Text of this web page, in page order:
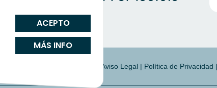
Aviso Legal| Política de Privacidad |
ACEPTO
MÁS INFO